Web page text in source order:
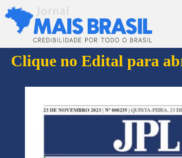
Clique no Edital para